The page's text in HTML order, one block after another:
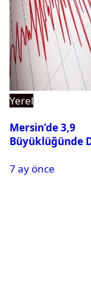
Yerel
Mersin’de 3,9
Büyüklüğünde
7 ay önce